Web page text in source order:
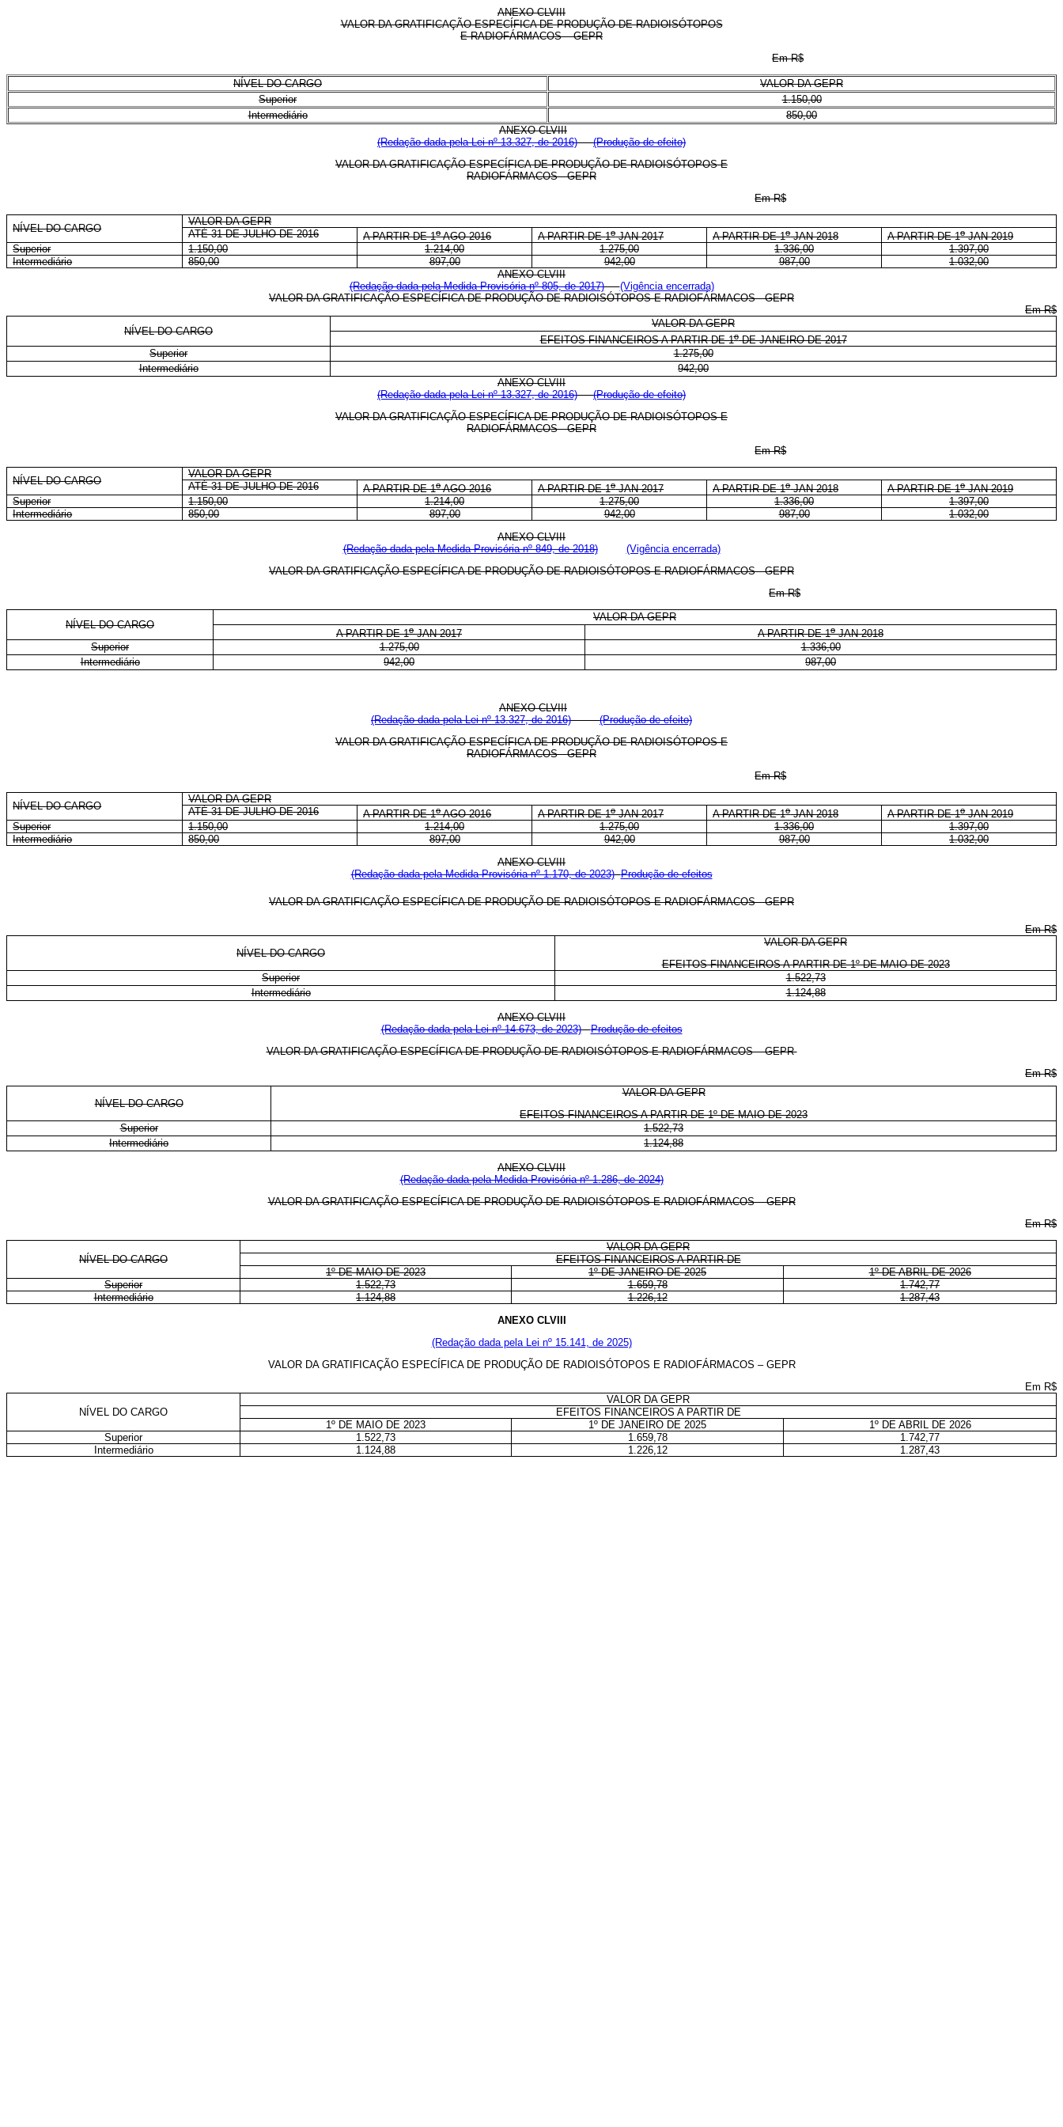
ANEXO CLVIII
VALOR DA GRATIFICAÇÃO ESPECÍFICA DE PRODUÇÃO DE RADIOISÓTOPOS
E RADIOFÁRMACOS – GEPR
Em R$
NÍVEL DO CARGO
VALOR DA GEPR
Superior
1.150,00
Intermediário
850,00
ANEXO CLVIII
(Redação dada pela Lei nº 13.327, de 2016)
(Produção de efeito)
VALOR DA GRATIFICAÇÃO ESPECÍFICA DE PRODUÇÃO DE RADIOISÓTOPOS E
RADIOFÁRMACOS - GEPR
Em R$
NÍVEL DO CARGO
VALOR DA GEPR
ATÉ 31 DE JULHO DE 2016
A PARTIR DE 1oAGO 2016 A PARTIR DE1oJAN 2017 A PARTIR DE1oJAN 2018 A PARTIR DE1oJAN 2019
Superior
1.150,00 1.214,00 1.275,00 1.336,00
1.397,00
Intermediário
850,00 897,00 942,00 987,00
1.032,00
ANEXO CLVIII
(Redação dada pela Medida Provisória nº 805, de 2017)
(Vigência encerrada)
VALOR DA GRATIFICAÇÃO ESPECÍFICA DE PRODUÇÃO DE RADIOISÓTOPOS E RADIOFÁRMACOS - GEPR
Em R$
NÍVEL DO CARGO
VALOR DA GEPR
EFEITOS FINANCEIROS A PARTIR DE 1oDE JANEIRO DE 2017
Superior
1.275,00
Intermediário
942,00
ANEXO CLVIII
(Redação dada pela Lei nº 13.327, de 2016)
(Produção de efeito)
VALOR DA GRATIFICAÇÃO ESPECÍFICA DE PRODUÇÃO DE RADIOISÓTOPOS E
RADIOFÁRMACOS - GEPR
Em R$
NÍVEL DO CARGO
VALOR DA GEPR
ATÉ 31 DE JULHO DE 2016
A PARTIR DE 1oAGO 2016 A PARTIR DE1oJAN 2017 A PARTIR DE1oJAN 2018 A PARTIR DE1oJAN 2019
Superior
1.150,00 1.214,00 1.275,00 1.336,00
1.397,00
Intermediário
850,00 897,00 942,00 987,00
1.032,00
ANEXO CLVIII
(Redação dada pela Medida Provisória nº 849, de 2018)
(Vigência encerrada)
VALOR DA GRATIFICAÇÃO ESPECÍFICA DE PRODUÇÃO DE RADIOISÓTOPOS E RADIOFÁRMACOS - GEPR
Em R$
NÍVEL DO CARGO
VALOR DA GEPR
A PARTIR DE 1oJAN 2017 A PARTIR DE 1oJAN 2018
Superior
1.275,00
1.336,00
Intermediário
942,00 987,00
ANEXO CLVIII
(Redação dada pela Lei nº 13.327, de 2016)
(Produção de efeito)
VALOR DA GRATIFICAÇÃO ESPECÍFICA DE PRODUÇÃO DE RADIOISÓTOPOS E
RADIOFÁRMACOS - GEPR
Em R$
NÍVEL DO CARGO
VALOR DA GEPR
ATÉ 31 DE JULHO DE 2016
A PARTIR DE 1oAGO 2016 A PARTIR DE1oJAN 2017 A PARTIR DE1oJAN 2018 A PARTIR DE1oJAN 2019
Superior
1.150,00 1.214,00 1.275,00 1.336,00
1.397,00
Intermediário
850,00 897,00 942,00 987,00
1.032,00
ANEXO CLVIII
(Redação dada pela Medida Provisória nº 1.170, de 2023) Produção de efeitos
VALOR DA GRATIFICAÇÃO ESPECÍFICA DE PRODUÇÃO DE RADIOISÓTOPOS E RADIOFÁRMACOS - GEPR
Em R$
NÍVEL DO CARGO
VALOR DAGEPR
EFEITOS FINANCEIROS A PARTIR DE 1º DE MAIO DE 2023
Superior
1.522,73
Intermediário
1.124,88
ANEXO CLVIII
(Redação dada pela Lei nº 14.673, de 2023)
Produção de efeitos
VALOR DA GRATIFICAÇÃO ESPECÍFICA DE PRODUÇÃO DE RADIOISÓTOPOS E RADIOFÁRMACOS – GEPR
Em R$
NÍVEL DO CARGO
VALOR DA GEPR
EFEITOS FINANCEIROS A PARTIR DE 1º DE MAIO DE 2023
Superior
1.522,73
Intermediário
1.124,88
ANEXO CLVIII
(Redação dada pela Medida Provisória nº 1.286, de 2024)
VALOR DA GRATIFICAÇÃO ESPECÍFICA DE PRODUÇÃO DE RADIOISÓTOPOS E RADIOFÁRMACOS – GEPR
Em R$
NÍVEL DO CARGO
VALOR DA GEPR
EFEITOS FINANCEIROS A PARTIR DE
1º DE MAIO DE 2023
1º DE JANEIRO DE 2025
1º DE ABRIL DE 2026
Superior
1.522,73 1.659,78
1.742,77
Intermediário
1.124,88 1.226,12
1.287,43
ANEXO CLVIII
(Redação dada pela Lei nº 15.141, de 2025)
VALOR DA GRATIFICAÇÃO ESPECÍFICA DE PRODUÇÃO DE RADIOISÓTOPOS E RADIOFÁRMACOS – GEPR
Em R$
NÍVEL DO CARGO
VALOR DA GEPR
EFEITOS FINANCEIROS A PARTIR DE
1º DE MAIO DE 2023
1º DE JANEIRO DE 2025
1º DE ABRIL DE 2026
Superior
1.522,73 1.659,78
1.742,77
Intermediário
1.124,88 1.226,12 1.287,43